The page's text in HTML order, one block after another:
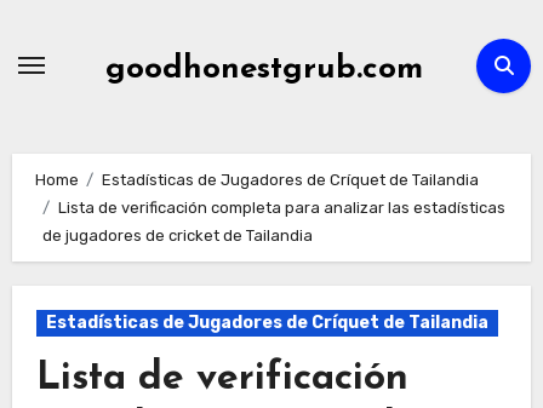
goodhonestgrub.com
Home
Estadísticas de Jugadores de Críquet de Tailandia
Lista de verificación completa para analizar las estadísticas
de jugadores de cricket de Tailandia
Estadísticas de Jugadores de Críquet de Tailandia
Lista de verificación